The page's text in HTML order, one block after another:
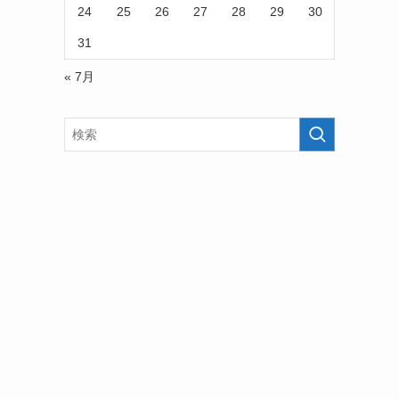
24 25 26 27 28 29 30
31
« 7月